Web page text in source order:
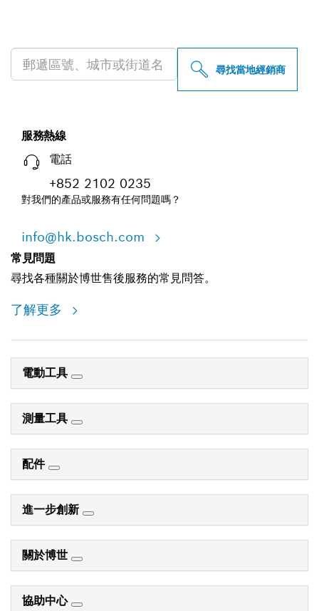
尋找當地經銷商
服務熱線
電話
+852 2102 0235
對我們的產品或服務有任何問題嗎？
info@hk.bosch.com
常見問題
尋找各種關於博世售後服務的常見問答。
了解更多
電動工具
測量工具
配件
進一步創新
關於博世
協助中心